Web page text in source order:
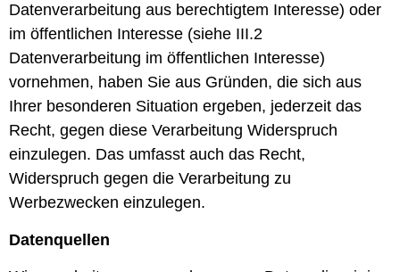
Datenverarbeitung aus berechtigtem Interesse) oder
im öffentlichen Interesse (siehe III.2
Datenverarbeitung im öffentlichen Interesse)
vornehmen, haben Sie aus Gründen, die sich aus
Ihrer besonderen Situation ergeben, jederzeit das
Recht, gegen diese Verarbeitung Widerspruch
einzulegen. Das umfasst auch das Recht,
Widerspruch gegen die Verarbeitung zu
Werbezwecken einzulegen.
Datenquellen